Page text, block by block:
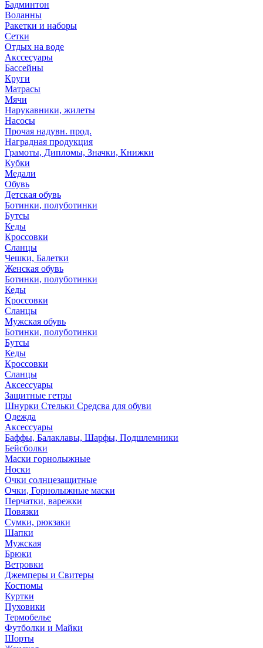
Бадминтон
Воланны
Ракетки и наборы
Сетки
Отдых на воде
Акссесуары
Бассейны
Круги
Матрасы
Мячи
Нарукавники, жилеты
Насосы
Прочая надувн. прод.
Наградная продукция
Грамоты, Дипломы, Значки, Книжки
Кубки
Медали
Обувь
Детская обувь
Ботинки, полуботинки
Бутсы
Кеды
Кроссовки
Сланцы
Чешки, Балетки
Женская обувь
Ботинки, полуботинки
Кеды
Кроссовки
Сланцы
Мужская обувь
Ботинки, полуботинки
Бутсы
Кеды
Кроссовки
Сланцы
Аксессуары
Защитные гетры
Шнурки Стельки Средсва для обуви
Одежда
Аксессуары
Баффы, Балаклавы, Шарфы, Подшлемники
Бейсболки
Маски горнолыжные
Носки
Очки солнцезащитные
Очки, Горнолыжные маски
Перчатки, варежки
Повязки
Сумки, рюкзаки
Шапки
Мужская
Брюки
Ветровки
Джемперы и Свитеры
Костюмы
Куртки
Пуховики
Термобелье
Футболки и Майки
Шорты